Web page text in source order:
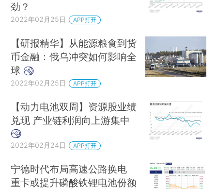
劲？
2022年02月25日 APP打开
【研报精华】从能源粮食到货
币金融：俄乌冲突如何影响全
球
2022年02月25日 APP打开
【动力电池双周】资源股业绩
兑现 产业链利润向上游集中
2022年02月24日 APP打开
宁德时代布局高速公路换电
重卡或提升磷酸铁锂电池份额